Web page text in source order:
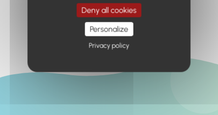
Retour à l'accueil
Deny all cookies
Personalize
Privacy policy